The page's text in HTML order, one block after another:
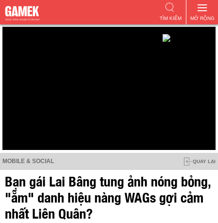
MỞ RỘNG
TÌM KIẾM
MOBILE & SOCIAL QUAY LẠI
Bạn gái Lai Bâng tung ảnh nóng bỏng,
"ẵm" danh hiệu nàng WAGs gợi cảm
nhất Liên Quân?